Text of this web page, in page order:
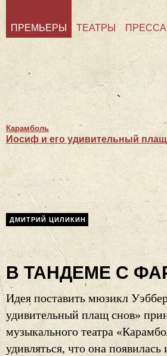
ПРЕМЬЕРЫ ТЕАТРЫ ПРЕССА
Карамболь
Иосиф и его удивительный
ДМИТРИЙ ЦИЛИКИН
В ТАНДЕМЕ С
Идея поставить мюзикл
удивительный плащ снов»
музыкального театра
удивляться, что она